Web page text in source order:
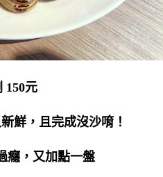
150元
鮮，且完成沒沙唷！
癮，又加點一盤